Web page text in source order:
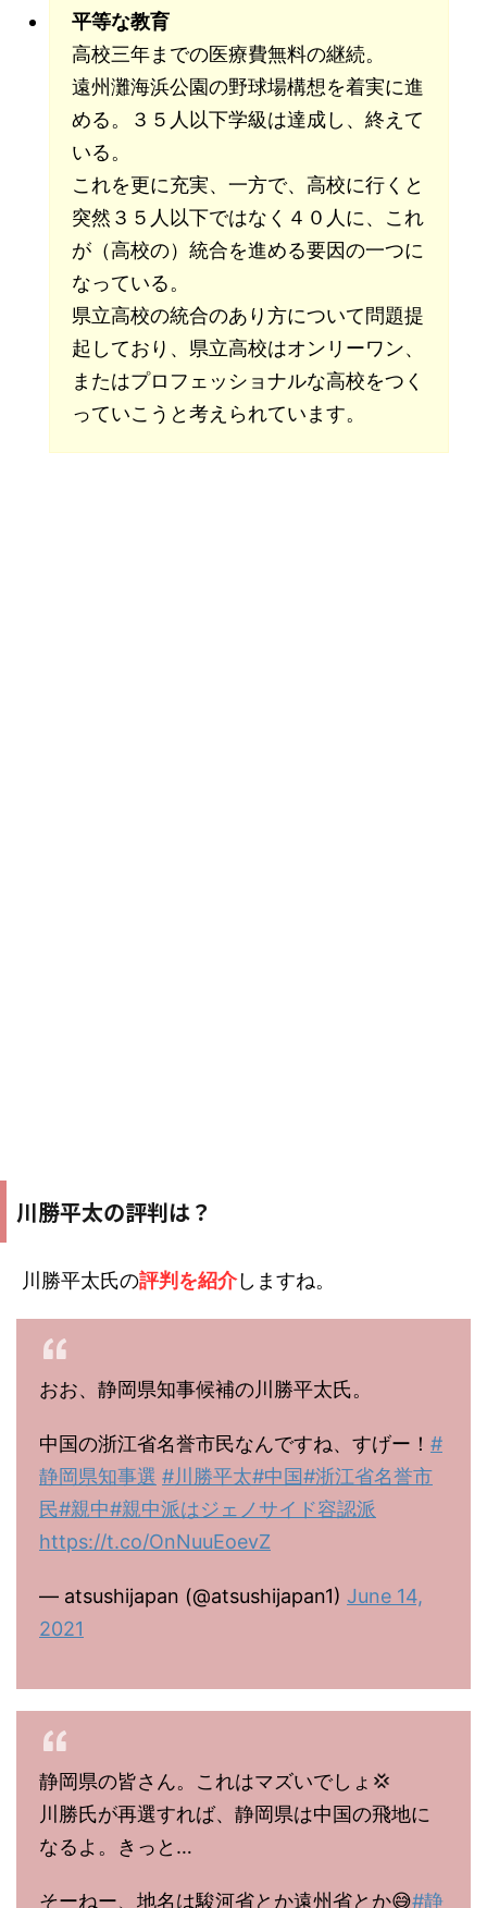
平等な教育
高校三年までの医療費無料の継続。
遠州灘海浜公園の野球場構想を着実に進
める。３５人以下学級は達成し、終えて
いる。
これを更に充実、一方で、高校に行くと
突然３５人以下ではなく４０人に、これ
が（高校の）統合を進める要因の一つに
なっている。
県立高校の統合のあり方について問題提
起しており、県立高校はオンリーワン、
またはプロフェッショナルな高校をつく
っていこうと考えられています。
川勝平太の評判は？
川勝平太氏の評判を紹介しますね。
おお、静岡県知事候補の川勝平太氏。
中国の浙江省名誉市民なんですね、すげー！ #
静岡県知事選 #川勝平太#中国#浙江省名誉市
民#親中#親中派はジェノサイド容認派
https://t.co/OnNuuEoevZ
— atsushijapan (@atsushijapan1) June 14,
2021
静岡県の皆さん。これはマズいでしょ💢
川勝氏が再選すれば、静岡県は中国の飛地に
なるよ。きっと…
そーねー、地名は駿河省とか遠州省とか😅#静